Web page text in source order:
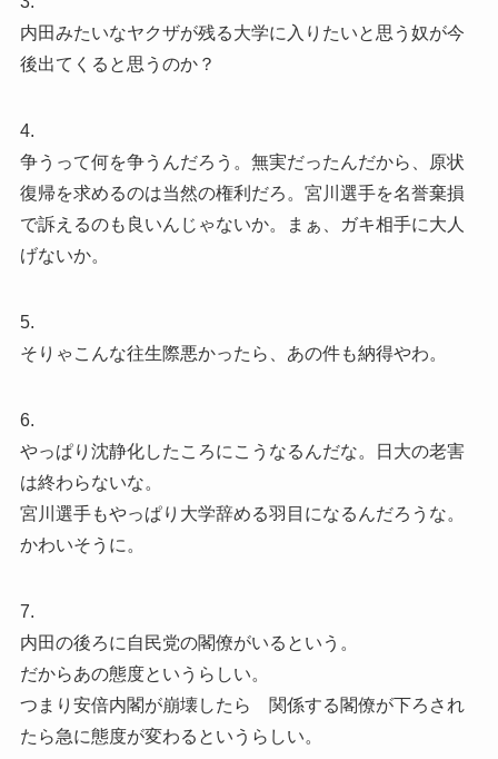
内田みたいなヤクザが残る大学に入りたいと思う奴が今
後出てくると思うのか？
4.
争うって何を争うんだろう。無実だったんだから、原状
復帰を求めるのは当然の権利だろ。宮川選手を名誉棄損
で訴えるのも良いんじゃないか。まぁ、ガキ相手に大人
げないか。
5.
そりゃこんな往生際悪かったら、あの件も納得やわ。
6.
やっぱり沈静化したころにこうなるんだな。日大の老害
は終わらないな。
宮川選手もやっぱり大学辞める羽目になるんだろうな。
かわいそうに。
7.
内田の後ろに自民党の閣僚がいるという。
だからあの態度というらしい。
つまり安倍内閣が崩壊したら 関係する閣僚が下ろされ
たら急に態度が変わるというらしい。